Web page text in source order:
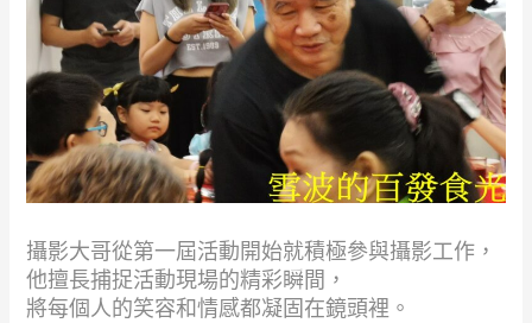
攝影大哥從第一屆活動開始就積極參與攝影工作，
他擅長捕捉活動現場的精彩瞬間，
將每個人的笑容和情感都凝固在鏡頭裡。